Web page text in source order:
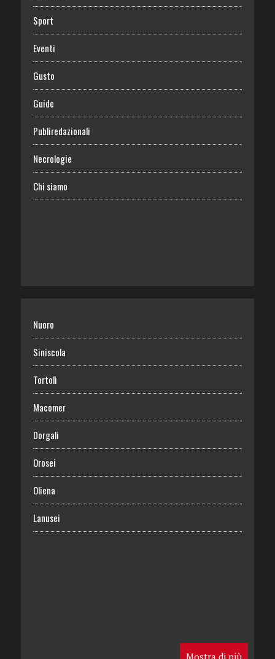
Sport
Eventi
Gusto
Guide
Publiredazionali
Necrologie
Chi siamo
Nuoro
Siniscola
Tortolì
Macomer
Dorgali
Orosei
Oliena
Lanusei
Mostra di più